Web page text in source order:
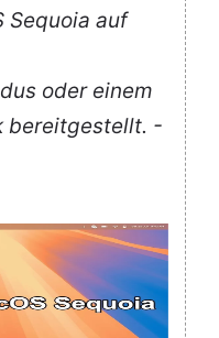
Sequoia auf
oder einem
bereitgestellt. -